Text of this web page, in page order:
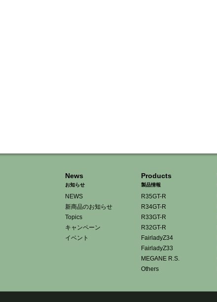
News
お知らせ
NEWS
新商品のお知らせ
Topics
キャンペーン
イベント
Products
製品情報
R35GT-R
R34GT-R
R33GT-R
R32GT-R
FairladyZ34
FairladyZ33
MEGANE R.S.
Others